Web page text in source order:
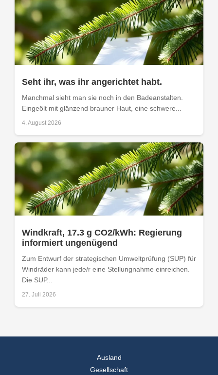
Seht ihr, was ihr angerichtet habt.
Manchmal sieht man sie noch in den Badeanstalten.
Eingeölt mit glänzend brauner Haut, eine schwere...
4. August 2026
Windkraft, 17.3 g CO2/kWh: Regierung
informiert ungenügend
Zum Entwurf der strategischen Umweltprüfung (SUP) für
Windräder kann jede/r eine Stellungnahme einreichen.
Die SUP...
27. Juli 2026
Ausland
Gesellschaft